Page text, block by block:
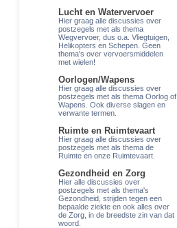
Lucht en Watervervoer
Hier graag alle discussies over
postzegels met als thema
Wegvervoer, dus o.a. Vliegtuigen,
Helikopters en Schepen. Geen
thema's over vervoersmiddelen
met wielen!
Oorlogen/Wapens
Hier graag alle discussies over
postzegels met als thema Oorlog of
Wapens. Ook diverse slagen en
verwante termen.
Ruimte en Ruimtevaart
Hier graag alle discussies over
postzegels met als thema de
Ruimte en onze Ruimtevaart.
Gezondheid en Zorg
Hier alle discussies over
postzegels met als thema's
Gezondheid, strijden tegen een
bepaalde ziekte en ook alles over
de Zorg, in de breedste zin van dat
woord.